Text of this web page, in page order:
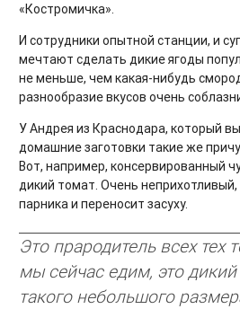
«Костромичка».
И сотрудники опытной станции, и
мечтают сделать дикие ягоды
не меньше, чем какая-нибудь
разнообразие вкусов очень
У Андрея из Краснодара, который
домашние заготовки такие же
Вот, например, консервированный
дикий томат. Очень
парника и переносит засуху.
Это прародитель всех тех
мы сейчас едим, это
такого небольшого